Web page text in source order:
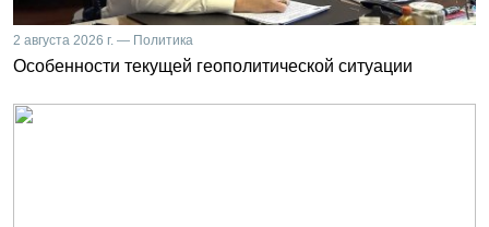
2 августа 2026 г. — Политика
Особенности текущей геополитической ситуации